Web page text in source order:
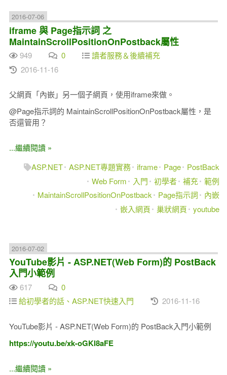
2016-07-06
iframe 與 Page指示詞 之
MaintainScrollPositionOnPostback屬性
949 0
讀者服務＆後續補充
2016-11-16
父網頁「內嵌」另一個子網頁，使用iframe來做。
@Page指示詞的 MaintainScrollPositionOnPostback屬性，是
否還管用？
...繼續閱讀 »
ASP.NET ASP.NET專題實務 iframe Page
PostBack
Web Form
入門 初學者 補充 範例
MaintainScrollPositionOnPostback
Page指示詞
內嵌
嵌入網頁
巢狀網頁 youtube
2016-07-02
YouTube影片 - ASP.NET(Web Form)的 PostBack
入門小範例
617
0
給初學者的話、ASP.NET快速入門
2016-11-16
YouTube影片 - ASP.NET(Web Form)的 PostBack入門小範例
https://youtu.be/xk-oGKl8aFE
...繼續閱讀 »